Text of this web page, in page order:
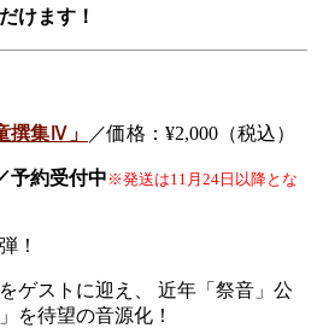
けます！
撰集Ⅳ」 ／価格：¥2,000（税込）
予約受付中 ※発送は11月24日以降とな
！
ゲストに迎え、 近年「祭音」公
を待望の音源化！